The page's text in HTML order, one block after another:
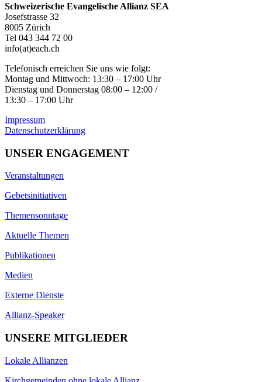
Schweizerische Evangelische Allianz SEA
Josefstrasse 32
8005 Zürich
Tel 043 344 72 00
info(at)each.ch
Telefonisch erreichen Sie uns wie folgt:
Montag und Mittwoch: 13:30 – 17:00 Uhr
Dienstag und Donnerstag 08:00 – 12:00 /
13:30 – 17:00 Uhr
Impressum
Datenschutzerklärung
UNSER ENGAGEMENT
Veranstaltungen
Gebetsinitiativen
Themensonntage
Aktuelle Themen
Publikationen
Medien
Externe Dienste
Allianz-Speaker
UNSERE MITGLIEDER
Lokale Allianzen